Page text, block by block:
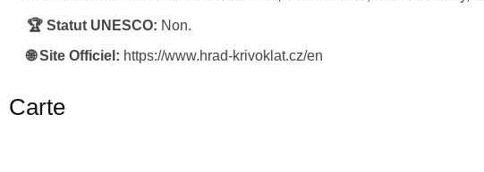
🏆 Statut UNESCO: Non.
🌐 Site Officiel: https://www.hrad-krivoklat.cz/en
Carte